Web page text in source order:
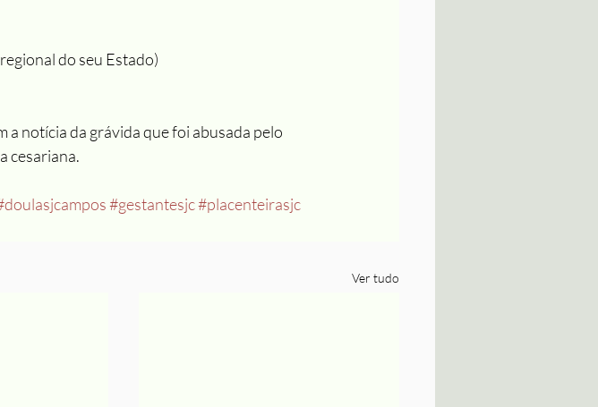
do seu Estado)
a notícia da grávida que foi abusada pelo
cesariana.
#gestantesjc#placenteirasjc
Ver tudo